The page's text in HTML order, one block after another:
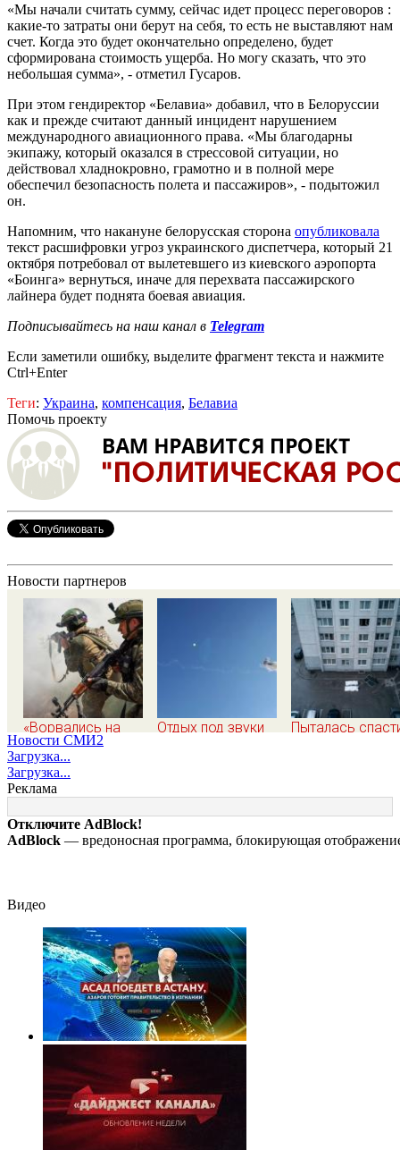
«Мы начали считать сумму, сейчас идет процесс переговоров :
какие-то затраты они берут на себя, то есть не выставляют нам
счет. Когда это будет окончательно определено, будет
сформирована стоимость ущерба. Но могу сказать, что это
небольшая сумма», - отметил Гусаров.
При этом гендиректор «Белавиа» добавил, что в Белоруссии
как и прежде считают данный инцидент нарушением
международного авиационного права. «Мы благодарны
экипажу, который оказался в стрессовой ситуации, но
действовал хладнокровно, грамотно и в полной мере
обеспечил безопасность полета и пассажиров», - подытожил
он.
Напомним, что накануне белорусская сторона опубликовала
текст расшифровки угроз украинского диспетчера, который 21
октября потребовал от вылетевшего из киевского аэропорта
«Боинга» вернуться, иначе для перехвата пассажирского
лайнера будет поднята боевая авиация.
Подписывайтесь на наш канал в Telegram
Если заметили ошибку, выделите фрагмент текста и нажмите
Ctrl+Enter
Теги: Украина, компенсация, Белавиа
Помочь проекту
Новости партнеров
«Ворвались на
плечах, хлопцев
били в упор»:
Алексеево-
Дружковка стала
могильником для
«птах Мадьяра»
Отдых под звуки
массированных
атак беспилотников
Пыталась
насмерть на
у детей 06/08/
– Новости
Новости СМИ2
Загрузка...
Загрузка...
Реклама
Отключите AdBlock!
AdBlock — вредоносная программа, блокирующая
Видео